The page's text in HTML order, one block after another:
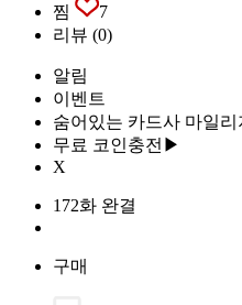
찜
7
리뷰 (0)
알림
이벤트
숨어있는 카드사 마일리
무료 코인충전▶
X
172화 완결
구매